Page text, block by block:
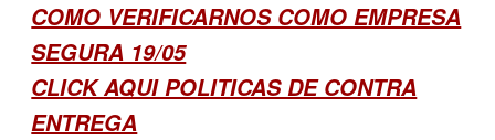
COMO VERIFICARNOS COMO EMPRESA
SEGURA 19/05
CLICK AQUI POLITICAS DE CONTRA
ENTREGA